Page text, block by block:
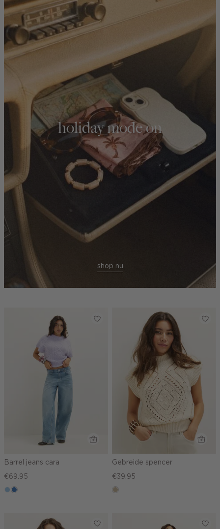
holiday mode on
shop nu
Barrel jeans cara
€69.95
blauw,
blauw,
Gebreide spencer
€39.95
lichtzand